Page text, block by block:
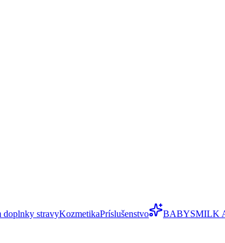
doplnky stravyKozmetikaPríslušenstvo BABYSMILK